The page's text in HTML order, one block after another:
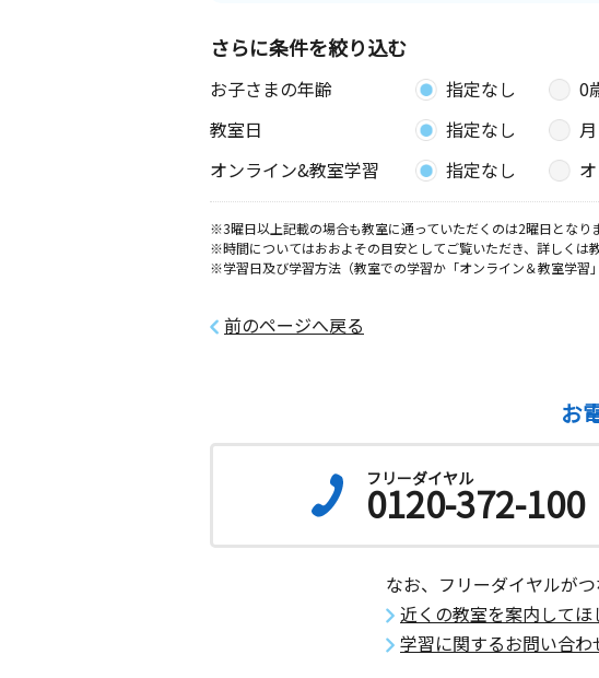
さらに条件を絞り込む
お子さまの年齢 指定なし 0
教室日
指定なし 月
オンライン&教室学習
指定なし
※3曜日以上記載の場合も教室に通っていただくのは2曜日となりま
※時間についてはおおよその目安としてご覧いただき、詳しくは
※学習日及び学習方法（教室での学習か「オンライン＆教室学習
前のページへ戻る
お
フリーダイヤル
0120-372-100
なお、フリーダイヤルが
近くの教室を案内してほ
学習に関するお問い合わ